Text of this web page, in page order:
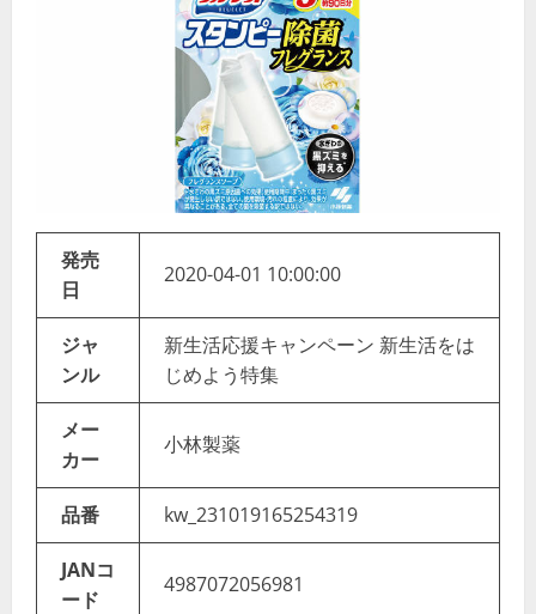
発売
日
2020-04-01 10:00:00
ジャ
ンル
新生活応援キャンペーン 新生活をは
じめよう特集
メー
カー
小林製薬
品番 kw_231019165254319
JANコ
ード
4987072056981